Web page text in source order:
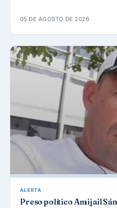
05 DE AGOSTO DE 2026
ALERTA
Preso político Amijail